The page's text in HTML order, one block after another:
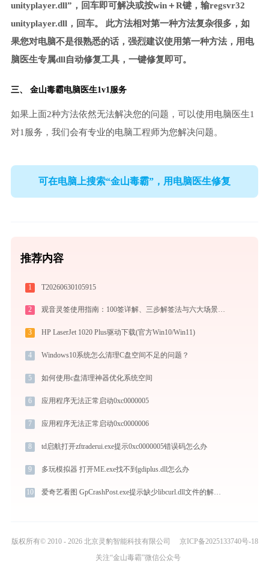
unityplayer.dll”，回车即可解决或按win＋R键，输regsvr32
unityplayer.dll，回车。 此方法相对第一种方法复杂很多，如
果您对电脑不是很熟悉的话，强烈建议使用第一种方法，用电
脑医生专属dll自动修复工具，一键修复即可。
三、 金山毒霸电脑医生1v1服务
如果上面2种方法依然无法解决您的问题，可以使用电脑医生1
对1服务，我们会有专业的电脑工程师为您解决问题。
可在电脑上搜索“金山毒霸”，用电脑医生修复
推荐内容
1 T20260630105915
2 观音灵签使用指南：100签详解、三步解签法与六大场景解读
3 HP LaserJet 1020 Plus驱动下载(官方Win10/Win11)
4 Windows10系统怎么清理C盘空间不足的问题？
5 如何使用c盘清理神器优化系统空间
6 应用程序无法正常启动0xc0000005
7 应用程序无法正常启动0xc0000006
8 td启航打开zftraderui.exe提示0xc0000005错误码怎么办
9 多玩模拟器 打开ME.exe找不到gdiplus.dll怎么办
10 爱奇艺看图 GpCrashPost.exe提示缺少libcurl.dll文件的解决办法
版权所有© 2010 - 2026 北京灵豹智能科技有限公司
京ICP备2025133740号-18
关注“金山毒霸”微信公众号